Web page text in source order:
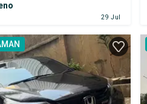
29 Jul